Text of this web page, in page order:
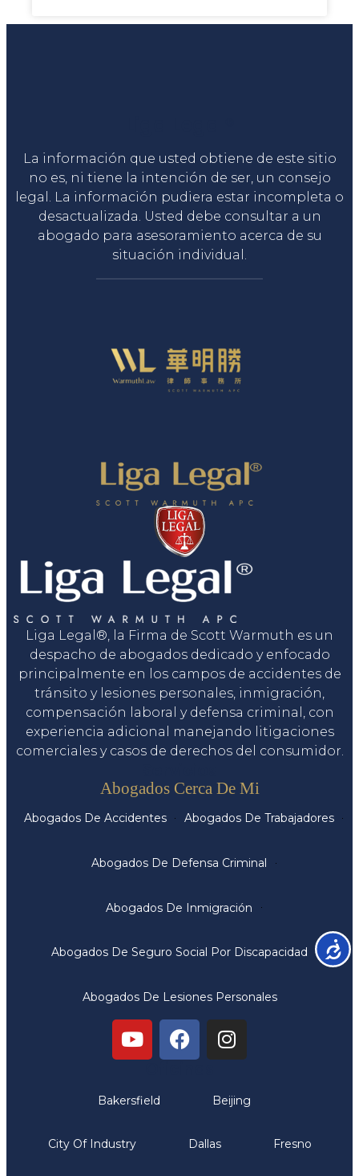
La información que usted obtiene de este sitio
no es, ni tiene la intención de ser, un consejo
legal. La información pudiera estar incompleta o
desactualizada. Usted debe consultar a un
abogado para asesoramiento acerca de su
situación individual.
Liga Legal®, la Firma de Scott Warmuth es un
despacho de abogados dedicado y enfocado
principalmente en los campos de accidentes de
tránsito y lesiones personales, inmigración,
compensación laboral y defensa criminal, con
experiencia adicional manejando litigaciones
comerciales y casos de derechos del consumidor.
Abogados Cerca De Mi
Abogados De Accidentes Abogados De Trabajadores
Abogados De Defensa Criminal
Abogados De Inmigración
Abogados De Seguro Social Por Discapacidad
Abogados De Lesiones Personales
Bakersfield Beijing
City Of Industry Dallas Fresno